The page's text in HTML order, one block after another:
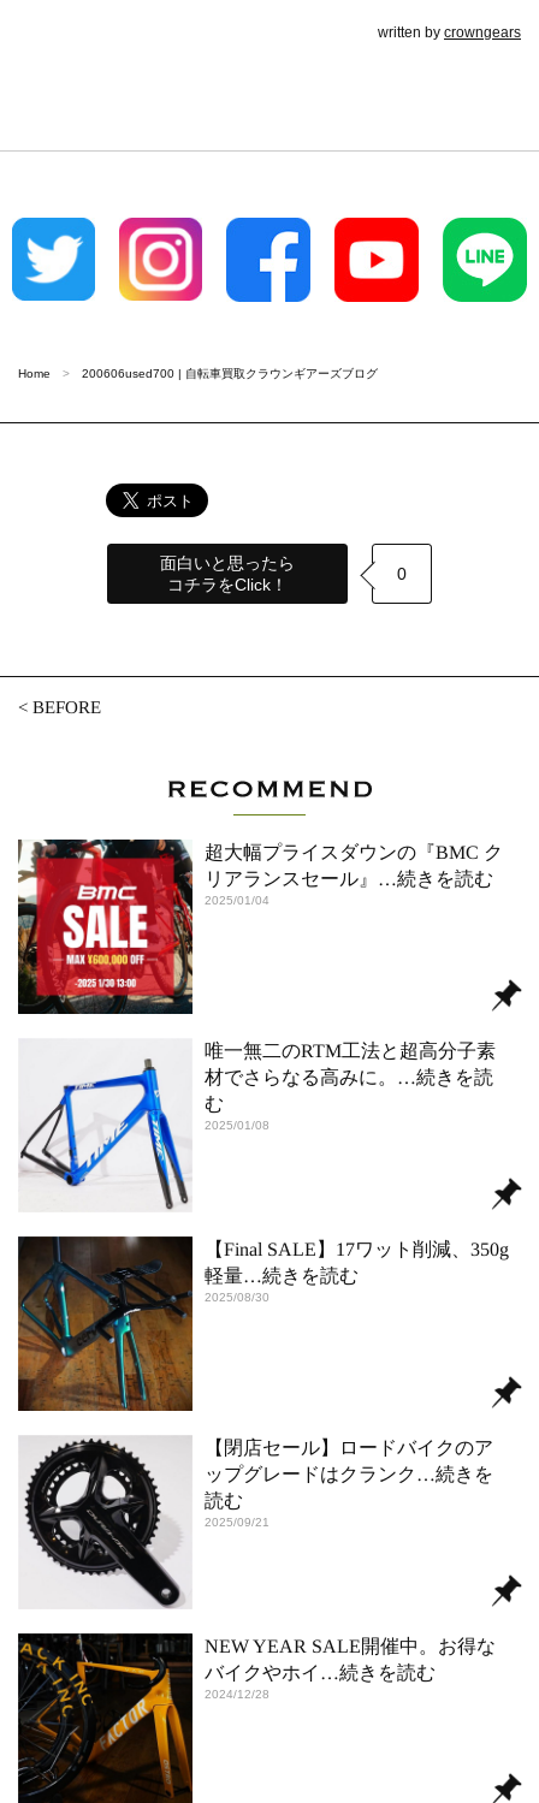
written by crowngears
Home 200606used700 | 自転車買取クラウンギアーズブログ
面白いと思ったら
コチラをClick！
0
<BEFORE
超大幅プライスダウンの『BMC ク
リアランスセール』 …続きを読む
2025/01/04
唯一無二のRTM工法と超高分子素
材でさらなる高みに。 …続きを読
む
2025/01/08
【Final SALE】17ワット削減、350g
軽量…続きを読む
2025/08/30
【閉店セール】ロードバイクのア
ップグレードはクランク …続きを
読む
2025/09/21
NEW YEAR SALE開催中。お得な
バイクやホイ …続きを読む
2024/12/28